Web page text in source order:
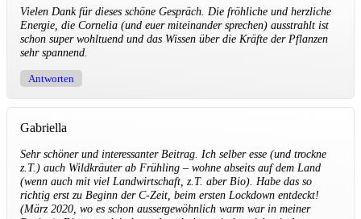
Vielen Dank für dieses schöne Gespräch. Die fröhliche und herzliche
Energie, die Cornelia (und euer miteinander sprechen) ausstrahlt ist
schon super wohltuend und das Wissen über die Kräfte der Pflanzen
sehr spannend.
Antworten
Gabriella
Sehr schöner und interessanter Beitrag. Ich selber esse (und trockne
z.T.) auch Wildkräuter ab Frühling – wohne abseits auf dem Land
(wenn auch mit viel Landwirtschaft, z.T. aber Bio). Habe das so
richtig erst zu Beginn der C-Zeit, beim ersten Lockdown entdeckt!
(März 2020, wo es schon aussergewöhnlich warm war in meiner